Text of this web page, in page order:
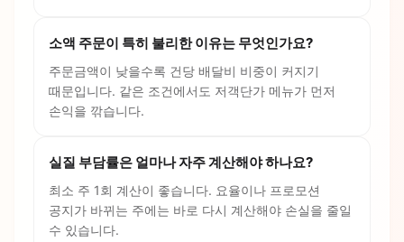
소액 주문이 특히 불리한 이유는 무엇인가요?
주문금액이 낮을수록 건당 배달비 비중이 커지기
때문입니다. 같은 조건에서도 저객단가 메뉴가 먼저
손익을 깎습니다.
실질 부담률은 얼마나 자주 계산해야 하나요?
최소 주 1회 계산이 좋습니다. 요율이나 프로모션
공지가 바뀌는 주에는 바로 다시 계산해야 손실을 줄일
수 있습니다.